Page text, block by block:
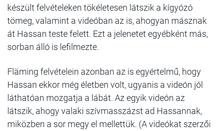
készült felvételeken tökéletesen látszik a kígyózó
tömeg, valamint a videóban az is, ahogyan másznak
át Hassan teste felett. Ezt a jelenetet egyébként más,
sorban álló is lefilmezte.
Fläming felvételein azonban az is egyértelmű, hogy
Hassan ekkor még életben volt, ugyanis a videón jól
láthatóan mozgatja a lábát. Az egyik videón az
látszik, ahogy valaki szívmasszázst ad Hassannak,
miközben a sor megy el mellettük. (A videókat szerzői